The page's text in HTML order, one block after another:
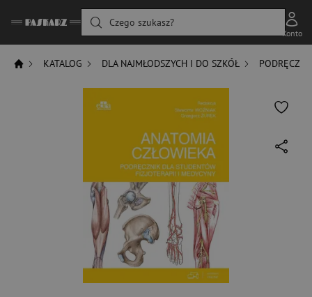
Czego szukasz?
Konto
KATALOG DLA NAJMŁODSZYCH I DO SZKÓŁ